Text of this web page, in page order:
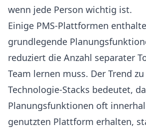
wenn jede Person wichtig ist.
Einige PMS-Plattformen
grundlegende
reduziert die Anzahl separater
Team lernen muss. Der Trend zu
Technologie-Stacks bedeutet,
Planungsfunktionen oft
genutzten Plattform erhalten,